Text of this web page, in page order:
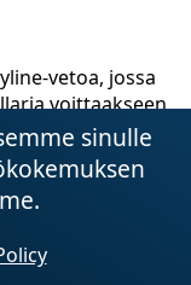
vetoa, jossa
voittaakseen
vastineen.
Jos
voitat, saat 110
sinulle